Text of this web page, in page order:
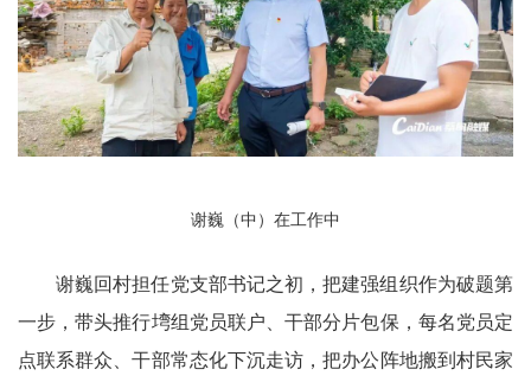
谢巍（中）在工作中
谢巍回村担任党支部书记之初，把建强组织作为破题第
一步，带头推行塆组党员联户、干部分片包保，每名党员定
点联系群众、干部常态化下沉走访，把办公阵地搬到村民家